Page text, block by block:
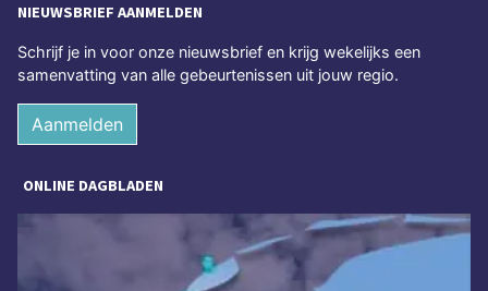
NIEUWSBRIEF AANMELDEN
Schrijf je in voor onze nieuwsbrief en krijg wekelijks een
samenvatting van alle gebeurtenissen uit jouw regio.
Aanmelden
ONLINE DAGBLADEN